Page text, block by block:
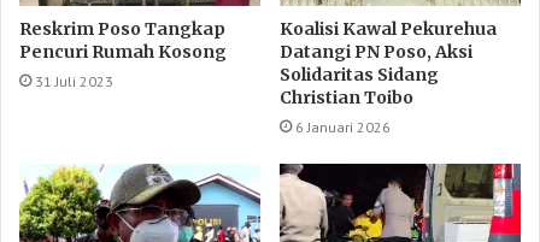
Reskrim Poso Tangkap
Pencuri Rumah Kosong
31 Juli 2023
Koalisi Kawal Pekurehua
Datangi PN Poso, Aksi
Solidaritas Sidang
Christian Toibo
6 Januari 2026